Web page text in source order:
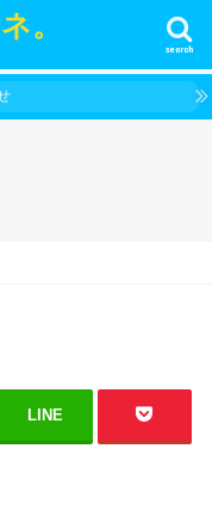
search
LINE